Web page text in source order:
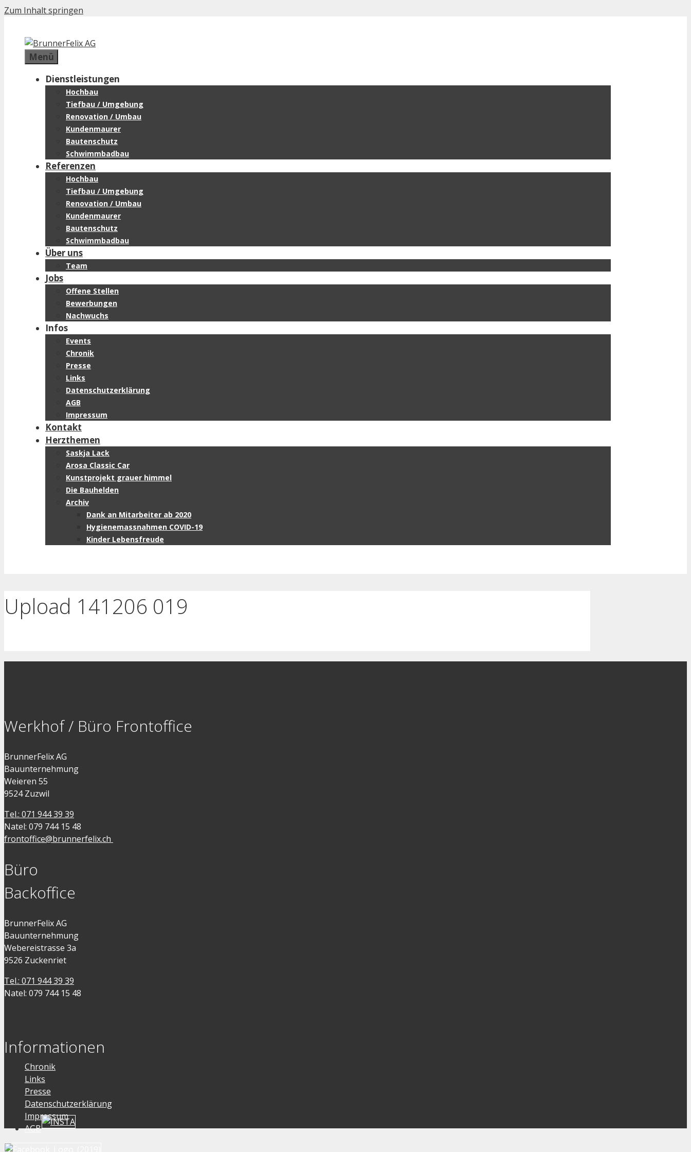
Zum Inhalt springen
Menü
Dienstleistungen
Hochbau
Tiefbau / Umgebung
Renovation / Umbau
Kundenmaurer
Bautenschutz
Schwimmbadbau
Referenzen
Hochbau
Tiefbau / Umgebung
Renovation / Umbau
Kundenmaurer
Bautenschutz
Schwimmbadbau
Über uns
Team
Jobs
Offene Stellen
Bewerbungen
Nachwuchs
Infos
Events
Chronik
Presse
Links
Datenschutzerklärung
AGB
Impressum
Kontakt
Herzthemen
Saskja Lack
Arosa Classic Car
Kunstprojekt grauer himmel
Die Bauhelden
Archiv
Dank an Mitarbeiter ab 2020
Hygienemassnahmen COVID-19
Kinder Lebensfreude
Upload 141206 019
Werkhof / Büro Frontoffice
BrunnerFelix AG
Bauunternehmung
Weieren 55
9524 Zuzwil
Tel.: 071 944 39 39
Natel: 079 744 15 48
frontoffice@brunnerfelix.ch
Büro
Backoffice
BrunnerFelix AG
Bauunternehmung
Webereistrasse 3a
9526 Zuckenriet
Tel.: 071 944 39 39
Natel: 079 744 15 48
Informationen
Chronik
Links
Presse
Datenschutzerklärung
Impressum
AGB